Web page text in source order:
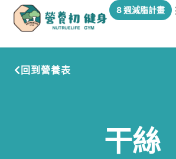
8 週減脂計畫
回到營養表
干絲